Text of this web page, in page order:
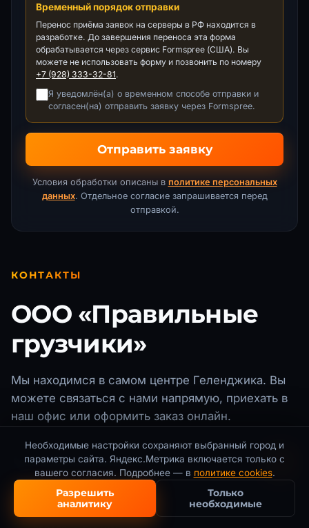
Временный порядок отправки
Перенос приёма заявок на серверы в РФ находится в
разработке. До завершения переноса эта форма
обрабатывается через сервис Formspree (США). Вы
можете не использовать форму и позвонить по номеру
+7 (928) 333-32-81.
Я уведомлён(а) о временном способе отправки и
согласен(на) отправить заявку через Formspree.
Отправить заявку
Условия обработки описаны в политике персональных
данных. Отдельное согласие запрашивается перед
отправкой.
КОНТАКТЫ
ООО «Правильные
грузчики»
Мы находимся в самом центре Геленджика. Вы
можете связаться с нами напрямую, приехать в
наш офис или оформить заказ онлайн.
📞Телефон для заказа:
+7 (928) 333-32-81
Прием звонков с 9:00 до 20:00 ежедневно
📍Адрес нашего офиса:
Необходимые настройки сохраняют выбранный город и
параметры сайта. Яндекс.Метрика включается только с
вашего согласия. Подробнее — в политике cookies.
Разрешить
аналитику
Только
необходимые
Настройки cookies